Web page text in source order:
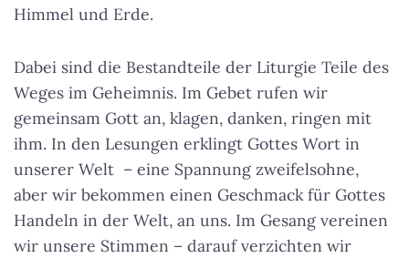
Himmel und Erde.
Dabei sind die Bestandteile der Liturgie Teile des
Weges im Geheimnis. Im Gebet rufen wir
gemeinsam Gott an, klagen, danken, ringen mit
ihm. In den Lesungen erklingt Gottes Wort in
unserer Welt – eine Spannung zweifelsohne,
aber wir bekommen einen Geschmack für Gottes
Handeln in der Welt, an uns. Im Gesang vereinen
wir unsere Stimmen – darauf verzichten wir